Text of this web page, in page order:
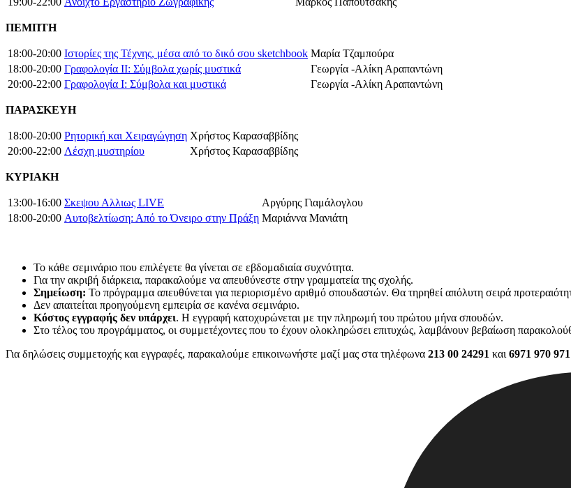
ΠΕΜΠΤΗ
18:00-20:00 Ιστορίες της Τέχνης, μέσα από το δικό σου sketchbook Μαρία Τζαμπούρα
18:00-20:00 Γραφολογία ΙΙ: Σύμβολα χωρίς μυστικά
Γεωργία -Αλίκη Αραπαντώνη
20:00-22:00 Γραφολογία Ι: Σύμβολα και μυστικά Γεωργία -Αλίκη Αραπαντώνη
ΠΑΡΑΣΚΕΥΗ
18:00-20:00 Ρητορική και Χειραγώγηση Χρήστος Καρασαββίδης
20:00-22:00 Λέσχη μυστηρίου Χρήστος Καρασαββίδης
ΚΥΡΙΑΚΗ
13:00-16:00 Σκεψου Αλλιως LIVE
Αργύρης Γιαμάλογλου
18:00-20:00 Αυτοβελτίωση: Από το Όνειρο στην Πράξη Μαριάννα Μανιάτη
Το κάθε σεμινάριο που επιλέγετε θα γίνεται σε εβδομαδιαία συχνότητα.
Για την ακριβή διάρκεια, παρακαλούμε να απευθύνεστε στην γραμματεία της σχολής.
Σημείωση: Το πρόγραμμα απευθύνεται για περιορισμένο αριθμό σπουδαστών. Θα τηρηθεί απόλυτη σειρά
Δεν απαιτείται προηγούμενη εμπειρία σε κανένα σεμινάριο.
Κόστος εγγραφής δεν υπάρχει. Η εγγραφή κατοχυρώνεται με την πληρωμή του πρώτου μήνα σπουδών.
Στο τέλος του προγράμματος, οι συμμετέχοντες που το έχουν ολοκληρώσει επιτυχώς, λαμβάνουν βεβαίωση
Για δηλώσεις συμμετοχής και εγγραφές, παρακαλούμε επικοινωνήστε μαζί μας στα τηλέφωνα 213 00 24291 και 6971 970 971